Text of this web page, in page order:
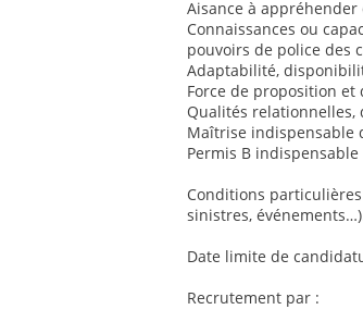
Aisance à
Connaissances ou
pouvoirs de police des
Adaptabilité,
Force de proposition et
Qualités relationnelles,
Maîtrise indispensable
Permis B indispensable
Conditions
sinistres,
Date limite de
Recrutement par :